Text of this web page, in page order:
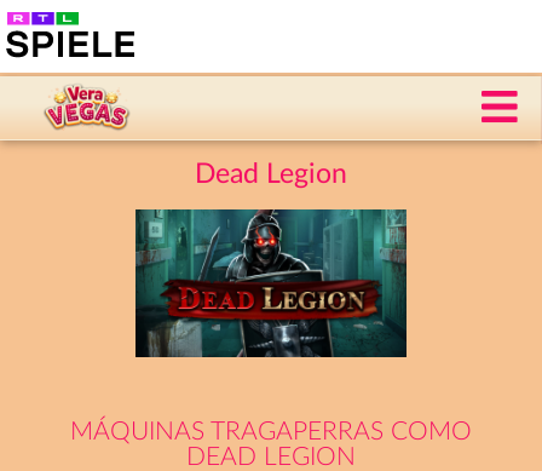
Dead Legion
MÁQUINAS TRAGAPERRAS COMO
DEAD LEGION